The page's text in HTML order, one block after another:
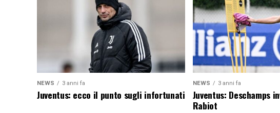
NEWS 3 anni fa
Juventus: ecco il punto sugli infortunati
NEWS 3 anni fa
Juventus: Deschamps
Rabiot